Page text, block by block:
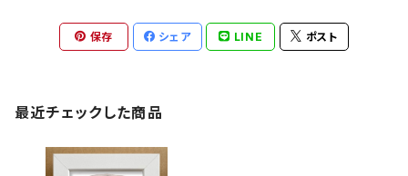
保存 シェア LINE ポスト
最近チェックした商品